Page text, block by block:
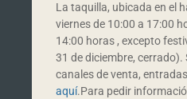
La taquilla, ubicada en el
viernes de 10:00 a 17:00
14:00 horas , excepto
31 de diciembre,
canales de venta,
aquí.Para pedir